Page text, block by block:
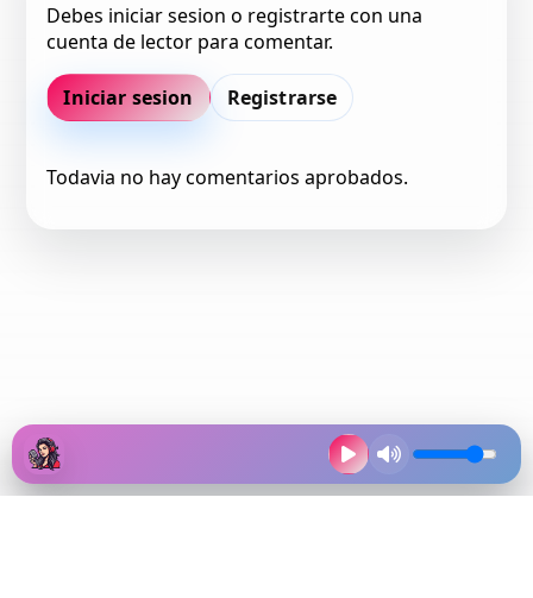
Debes iniciar sesion o registrarte con una
cuenta de lector para comentar.
Iniciar sesion Registrarse
Todavia no hay comentarios aprobados.